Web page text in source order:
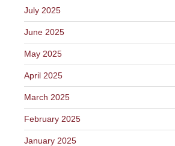
July 2025
June 2025
May 2025
April 2025
March 2025
February 2025
January 2025